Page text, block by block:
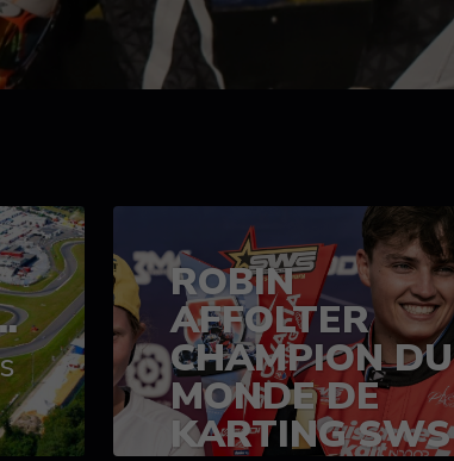
ROBIN
AFFOLTER
CHAMPION DU
MONDE DE
KARTING SWS